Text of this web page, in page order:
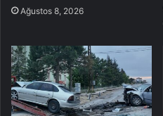
Ağustos 8, 2026